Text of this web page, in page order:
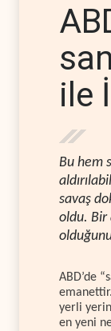
ile
Bu hem
savaş
oldu. Bir
ABD’de
yerli
en yeni